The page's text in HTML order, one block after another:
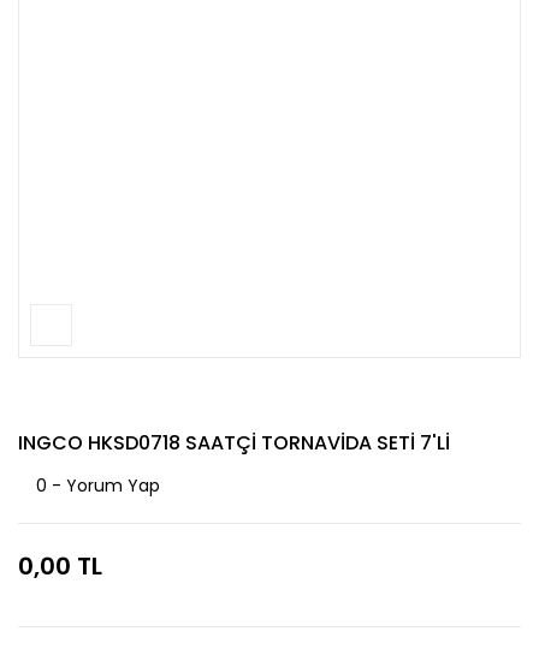
INGCO HKSD0718 SAATÇİ TORNAVİDA SETİ 7'Lİ
0 - Yorum Yap
0,00 TL